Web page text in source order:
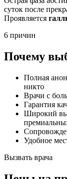
суток после
Проявляется
6 причин
Почему
Полная
никто
Врачи с
Гарантия
Широкий
Удобное
Вызвать врача